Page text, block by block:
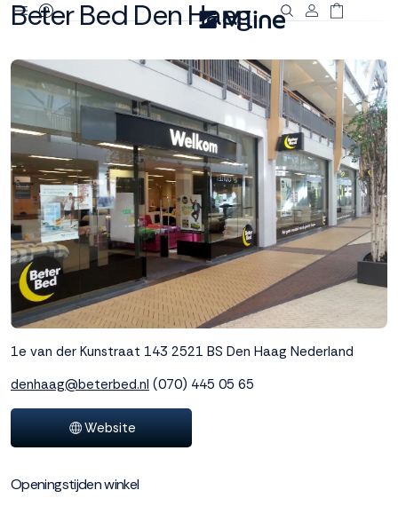
gebruikt
cookies
M line plaatst
functionele,
analytische en
marketing cookies.
Dankzij functionele
cookies werkt de
website goed, terwijl
de analytische
cookies ons helpen
verbeteren. Via de
kunnen we jouw
interactie met ons
binnen en buiten
onze website te
legitiem en belangrijk,
Beter Bed Den Haag
1e van der Kunstraat 143 2521 BS Den Haag Nederland
denhaag@beterbed.nl (070) 445 05 65
Website
Openingstijden winkel